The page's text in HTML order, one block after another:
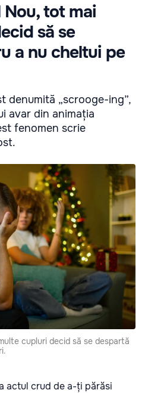
tot mai
să se
a nu cheltui pe
denumită „scrooge-ing”,
avar din animația
fenomen scrie
cupluri decid să se despartă
actul crud de a-ți părăsi